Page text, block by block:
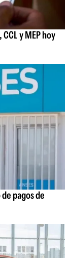
y MEP hoy
pagos de